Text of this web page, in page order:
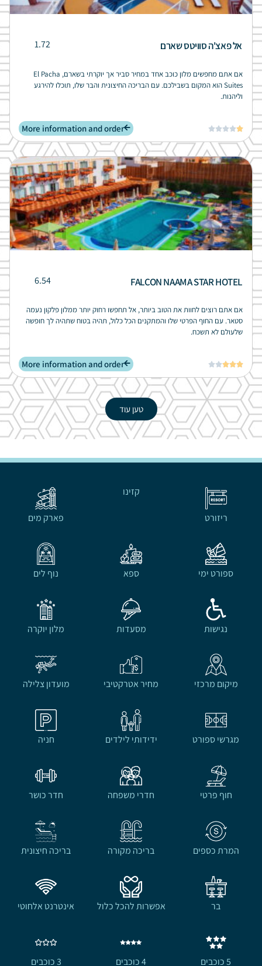
אל פאצ'ה סוויטס שארם 1.72
אם אתם מחפשים מלון כוכב אחד במחיר סביר אך יוקרתי בשארם, El Pacha
Suites הוא המקום בשבילכם. עם הבריכה החיצונית והבר שלו, תוכלו להירגע
וליהנות.





More information and order
FALCON NAAMA STAR HOTEL
6.54
אם אתם רוצים לחוות את הטוב ביותר, אל תחפשו רחוק יותר ממלון פלקון נעמה
סטאר. עם החוף הפרטי שלו והמתקנים הכל כלול, תהיה בטוח שתהיה לך חופשה
שלעולם לא תשכח.





More information and order
טען עוד
ריזורט
קזינו
פארק מים
ספורט ימי ספא נוף לים
נגישות מסעדות מלון יוקרה
מיקום מרכזי מחיר אטרקטיבי מועדון צלילה
מגרשי ספורט ידידותי לילדים חניה
חוף פרטי חדרי משפחה חדר כושר
המרת כספים בריכה מקורה בריכה חיצונית
בר אפשרות להכל כלול אינטרנט אלחוטי
5 כוכבים 4 כוכבים 3 כוכבים